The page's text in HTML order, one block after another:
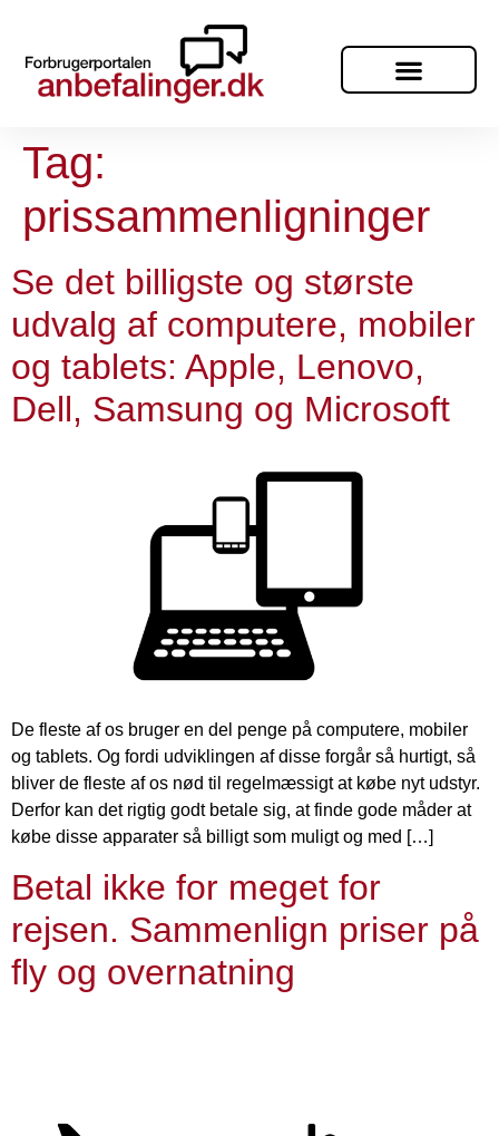
Tag:
prissammenligninger
Se det billigste og største
udvalg af computere, mobiler
og tablets: Apple, Lenovo,
Dell, Samsung og Microsoft
De fleste af os bruger en del penge på computere, mobiler
og tablets. Og fordi udviklingen af disse forgår så hurtigt, så
bliver de fleste af os nød til regelmæssigt at købe nyt udstyr.
Derfor kan det rigtig godt betale sig, at finde gode måder at
købe disse apparater så billigt som muligt og med […]
Betal ikke for meget for
rejsen. Sammenlign priser på
fly og overnatning